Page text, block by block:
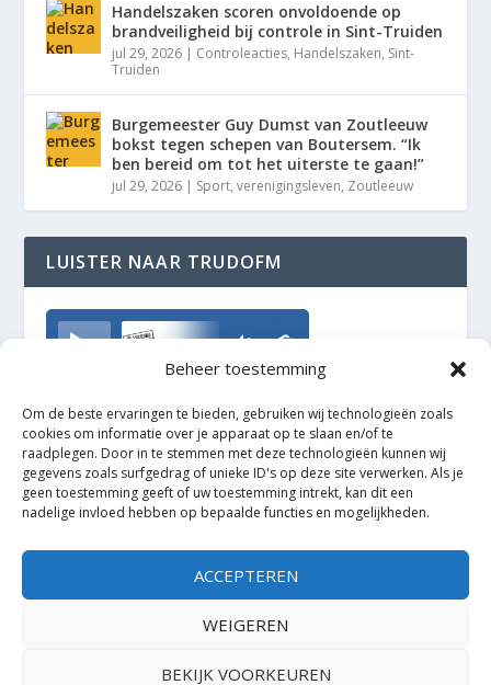
Beheer toestemming
Om de beste ervaringen te bieden, gebruiken wij technologieën zoals
cookies om informatie over je apparaat op te slaan en/of te
raadplegen. Door in te stemmen met deze technologieën kunnen wij
gegevens zoals surfgedrag of unieke ID's op deze site verwerken. Als je
geen toestemming geeft of uw toestemming intrekt, kan dit een
nadelige invloed hebben op bepaalde functies en mogelijkheden.
ACCEPTEREN
WEIGEREN
BEKIJK VOORKEUREN
Handelszaken scoren onvoldoende op
brandveiligheid bij controle in Sint-Truiden
jul 29, 2026 | Controleacties, Handelszaken, Sint-
Truiden
Burgemeester Guy Dumst van Zoutleeuw
bokst tegen schepen van Boutersem. “Ik
ben bereid om tot het uiterste te gaan!”
jul 29, 2026 | Sport,verenigingsleven, Zoutleeuw
LUISTER NAAR TRUDOFM
TrudoFM